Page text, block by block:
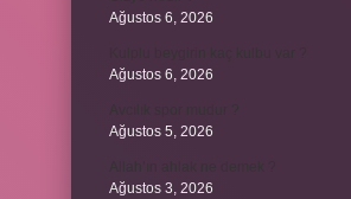
Ağustos 6, 2026
Ağustos 6, 2026
Ağustos 5, 2026
Ağustos 3, 2026